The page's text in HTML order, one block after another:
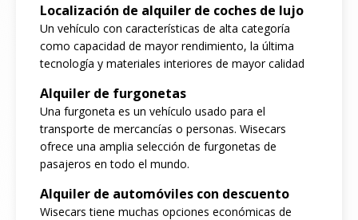
Localización de alquiler de coches de lujo
Un vehículo con características de alta categoría
como capacidad de mayor rendimiento, la última
tecnología y materiales interiores de mayor calidad
Alquiler de furgonetas
Una furgoneta es un vehículo usado para el
transporte de mercancías o personas. Wisecars
ofrece una amplia selección de furgonetas de
pasajeros en todo el mundo.
Alquiler de automóviles con descuento
Wisecars tiene muchas opciones económicas de